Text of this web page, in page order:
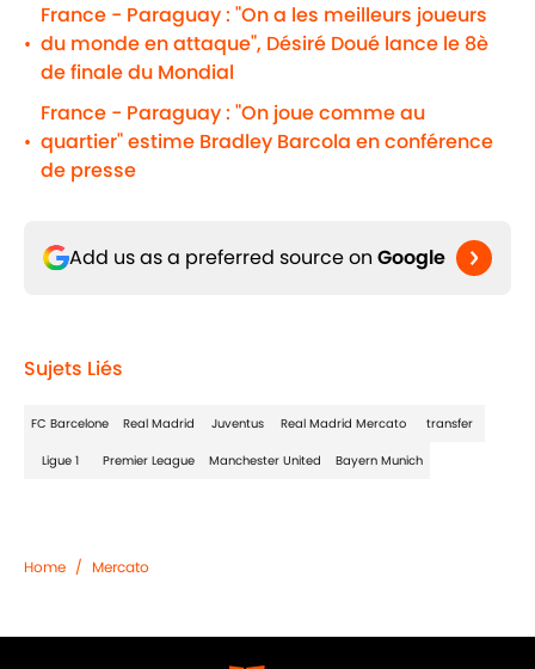
•
France - Paraguay : "On a les meilleurs joueurs
du monde en attaque", Désiré Doué lance le 8è
de finale du Mondial
•
France - Paraguay : "On joue comme au
quartier" estime Bradley Barcola en conférence
de presse
Add us as a preferred source on Google
Sujets Liés
FC Barcelone Real Madrid Juventus Real Madrid Mercato transfer
Ligue 1 Premier League Manchester United Bayern Munich
Home / Mercato